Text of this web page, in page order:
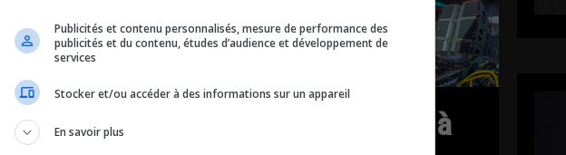
Tiësto débarque à
Publicités et contenu personnalisés, mesure de performance des
publicités et du contenu, études d’audience et développement de
services
Stocker et/ou accéder à des informations sur un appareil
En savoir plus